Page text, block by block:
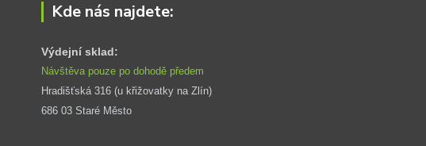
Kde nás najdete:
Výdejní sklad:
Návštěva pouze po dohodě předem
Hradišťská 316 (u křižovatky na Zlín)
686 03 Staré Město